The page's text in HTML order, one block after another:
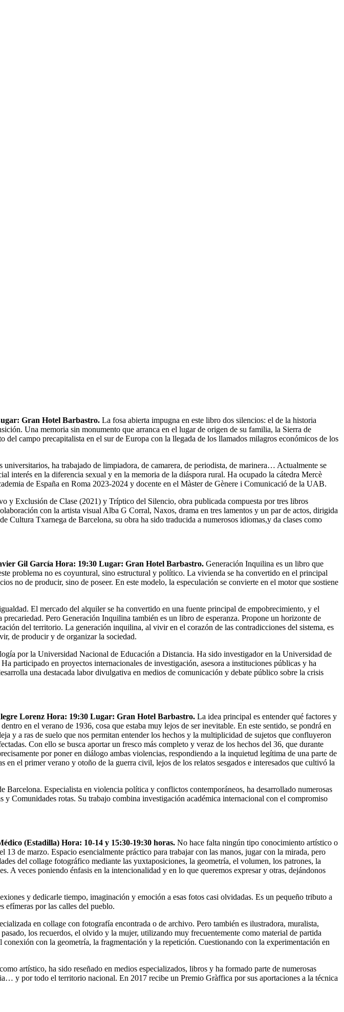
Gran Hotel Barbastro. La fosa abierta impugna en este libro dos silencios: el de la historia
Una memoria sin monumento que arranca en el lugar de origen de su familia, la Sierra de
campo precapitalista en el sur de Europa con la llegada de los llamados milagros económicos de los
ha trabajado de limpiadora, de camarera, de periodista, de marinera… Actualmente se
interés en la diferencia sexual y en la memoria de la diáspora rural. Ha ocupado la cátedra Mercè
de España en Roma 2023-2024 y docente en el Màster de Gènere i Comunicació de la UAB.
Exclusión de Clase (2021) y Tríptico del Silencio, obra publicada compuesta por tres libros
con la artista visual Alba G Corral, Naxos, drama en tres lamentos y un par de actos, dirigida
Txarnega de Barcelona, su obra ha sido traducida a numerosos idiomas,y da clases como
Gil García Hora: 19:30 Lugar: Gran Hotel Barbastro. Generación Inquilina es un libro que
problema no es coyuntural, sino estructural y político. La vivienda se ha convertido en el principal
no de producir, sino de poseer. En este modelo, la especulación se convierte en el motor que sostiene
El mercado del alquiler se ha convertido en una fuente principal de empobrecimiento, y el
Pero Generación Inquilina también es un libro de esperanza. Propone un horizonte de
del territorio. La generación inquilina, al vivir en el corazón de las contradicciones del sistema, es
de producir y de organizar la sociedad.
por la Universidad Nacional de Educación a Distancia. Ha sido investigador en la Universidad de
participado en proyectos internacionales de investigación, asesora a instituciones públicas y ha
una destacada labor divulgativa en medios de comunicación y debate público sobre la crisis
Lorenz Hora: 19:30 Lugar: Gran Hotel Barbastro. La idea principal es entender qué factores y
en el verano de 1936, cosa que estaba muy lejos de ser inevitable. En este sentido, se pondrá en
y a ras de suelo que nos permitan entender los hechos y la multiplicidad de sujetos que confluyeron
Con ello se busca aportar un fresco más completo y veraz de los hechos del 36, que durante
por poner en diálogo ambas violencias, respondiendo a la inquietud legítima de una parte de
el primer verano y otoño de la guerra civil, lejos de los relatos sesgados e interesados que cultivó la
Especialista en violencia política y conflictos contemporáneos, ha desarrollado numerosas
Comunidades rotas. Su trabajo combina investigación académica internacional con el compromiso
(Estadilla) Hora: 10-14 y 15:30-19:30 horas. No hace falta ningún tipo conocimiento artístico o
13 de marzo. Espacio esencialmente práctico para trabajar con las manos, jugar con la mirada, pero
del collage fotográfico mediante las yuxtaposiciones, la geometría, el volumen, los patrones, la
A veces poniendo énfasis en la intencionalidad y en lo que queremos expresar y otras, dejándonos
y dedicarle tiempo, imaginación y emoción a esas fotos casi olvidadas. Es un pequeño tributo a
efímeras por las calles del pueblo.
en collage con fotografía encontrada o de archivo. Pero también es ilustradora, muralista,
los recuerdos, el olvido y la mujer, utilizando muy frecuentemente como material de partida
con la geometría, la fragmentación y la repetición. Cuestionando con la experimentación en
artístico, ha sido reseñado en medios especializados, libros y ha formado parte de numerosas
y por todo el territorio nacional. En 2017 recibe un Premio Gràffica por sus aportaciones a la técnica